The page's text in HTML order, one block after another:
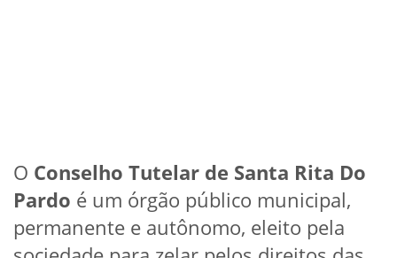
O Conselho Tutelar de Santa Rita Do
Pardo é um órgão público municipal,
permanente e autônomo, eleito pela